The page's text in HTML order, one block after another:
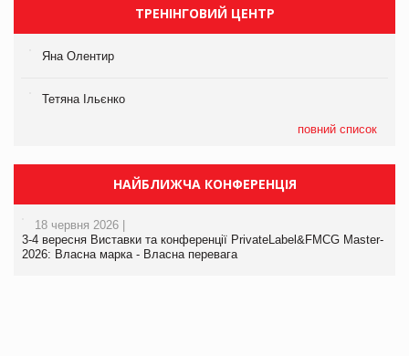
ТРЕНІНГОВИЙ ЦЕНТР
Яна Олентир
Тетяна Ільєнко
повний список
НАЙБЛИЖЧА КОНФЕРЕНЦІЯ
18 червня 2026 |
3-4 вересня Виставки та конференції PrivateLabel&FMCG Master-
2026: Власна марка - Власна перевага